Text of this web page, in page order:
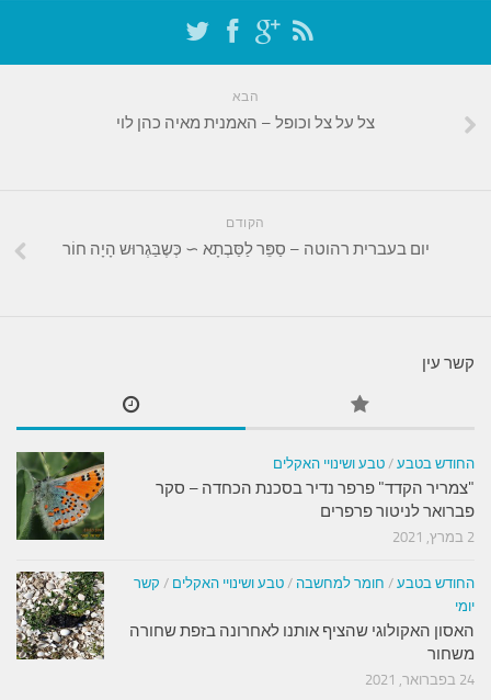
הבא
צל על צל וכופל – האמנית מאיה כהן לוי
הקודם
יום בעברית רהוטה – סַפֵּר לַסַּבְתָא ∼ כְּשֶבַּגְרוּש הָיָה חוֹר
קשר עין
החודש בטבע / טבע ושינויי האקלים
"צמריר הקדד" פרפר נדיר בסכנת הכחדה – סקר
פברואר לניטור פרפרים
2 במרץ, 2021
החודש בטבע / חומר למחשבה / טבע ושינויי האקלים / קשר
יומי
האסון האקולוגי שהציף אותנו לאחרונה בזפת שחורה
משחור
24 בפברואר, 2021